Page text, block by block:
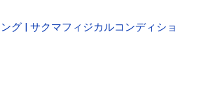
グ | サクマフィジカルコンディショ